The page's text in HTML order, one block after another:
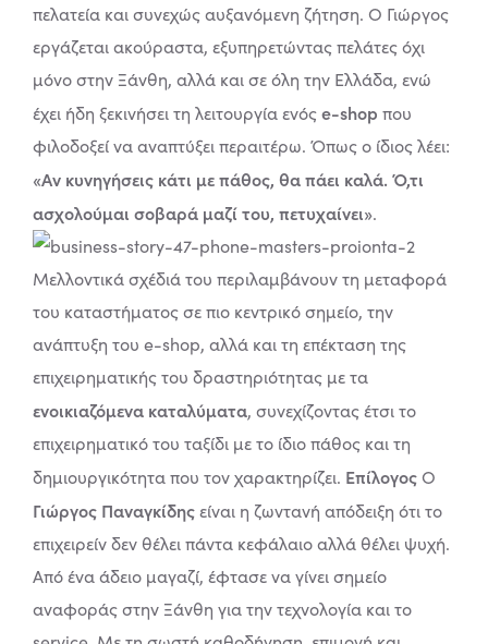
πελατεία και συνεχώς αυξανόμενη ζήτηση. Ο Γιώργος
εργάζεται ακούραστα, εξυπηρετώντας πελάτες όχι
μόνο στην Ξάνθη, αλλά και σε όλη την Ελλάδα, ενώ
έχει ήδη ξεκινήσει τη λειτουργία ενόςe-shop που
φιλοδοξεί να αναπτύξει περαιτέρω. Όπως ο ίδιος λέει:
«Αν κυνηγήσεις κάτι με πάθος, θα πάει καλά. Ό,τι
ασχολούμαι σοβαρά μαζί του, πετυχαίνει».
Μελλοντικά σχέδιά του περιλαμβάνουν τη μεταφορά
του καταστήματος σε πιο κεντρικό σημείο, την
ανάπτυξη του e-shop, αλλά και τη επέκταση της
επιχειρηματικής του δραστηριότητας με τα
ενοικιαζόμενα καταλύματα, συνεχίζοντας έτσι το
επιχειρηματικό του ταξίδι με το ίδιο πάθος και τη
δημιουργικότητα που τον χαρακτηρίζει. ΕπίλογοςΟ
Γιώργος Παναγκίδηςείναι η ζωντανή απόδειξη ότι το
επιχειρείν δεν θέλει πάντα κεφάλαιο αλλά θέλει ψυχή.
Από ένα άδειο μαγαζί, έφτασε να γίνει σημείο
αναφοράς στην Ξάνθη για την τεχνολογία και το